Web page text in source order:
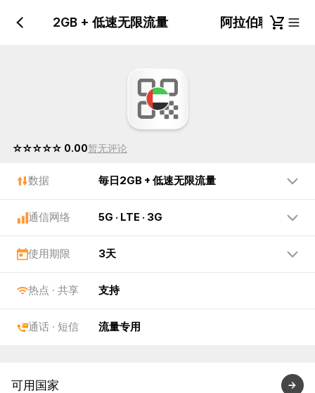
国 毎日2GB + 低速无限流量 阿拉伯联合酋
☆☆☆☆☆ 0.00暂无评论
数据 毎日2GB + 低速无限流量
通信网络 5G · LTE · 3G
使用期限 3天
热点 · 共享 支持
通话 · 短信 流量专用
可用国家